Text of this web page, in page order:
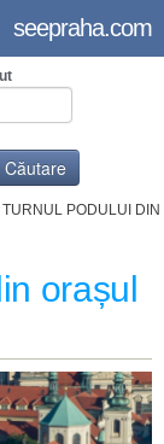
seepraha.com
Căutare
TURNUL PODULUI DIN
orașul